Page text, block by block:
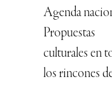
Agenda
Propuestas
culturales en
los rincones